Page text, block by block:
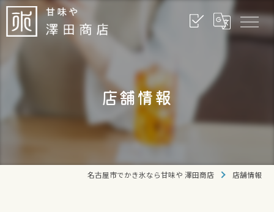
店舗情報
名古屋市でかき氷なら甘味や 澤田商店 店舗情報